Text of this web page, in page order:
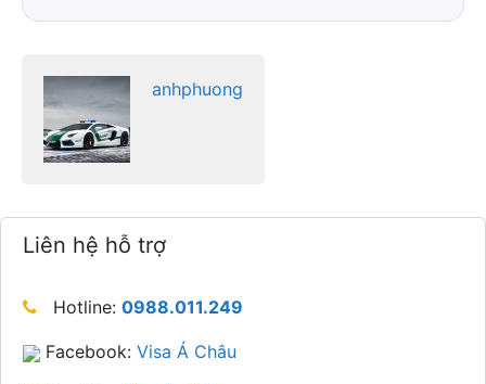
anhphuong
Liên hệ hỗ trợ
Hotline: 0988.011.249
Facebook: Visa Á Châu